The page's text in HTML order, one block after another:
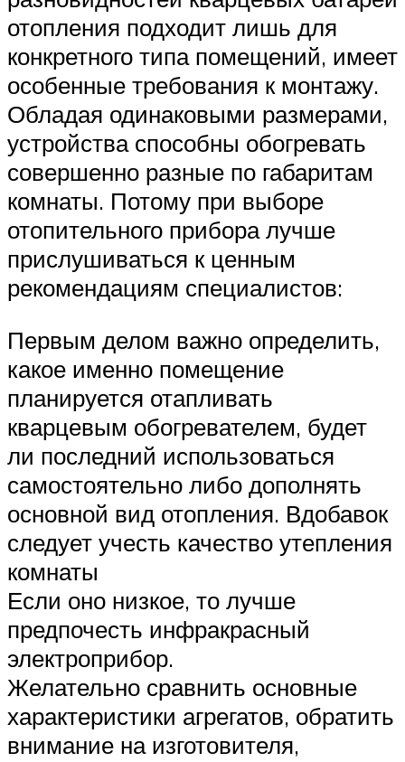
отопления подходит лишь для
конкретного типа помещений, имеет
особенные требования к монтажу.
Обладая одинаковыми размерами,
устройства способны обогревать
совершенно разные по габаритам
комнаты. Потому при выборе
отопительного прибора лучше
прислушиваться к ценным
рекомендациям специалистов:
Первым делом важно определить,
какое именно помещение
планируется отапливать
кварцевым обогревателем, будет
ли последний использоваться
самостоятельно либо дополнять
основной вид отопления. Вдобавок
следует учесть качество утепления
комнаты
Если оно низкое, то лучше
предпочесть инфракрасный
электроприбор.
Желательно сравнить основные
характеристики агрегатов, обратить
внимание на изготовителя,